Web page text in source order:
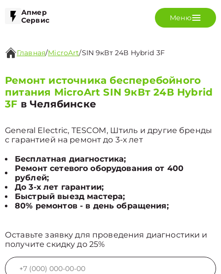
Апмер
Сервис
Меню
Главная/MicroArt/SIN 9кВт 24В Hybrid 3F
Ремонт источника бесперебойного
питания MicroArt SIN 9кВт 24В Hybrid
3F в Челябинске
General Electric, TESCOM, Штиль и другие бренды
с гарантией на ремонт до 3-х лет
Бесплатная диагностика;
Ремонт сетевого оборудования от 400
рублей;
До 3-х лет гарантии;
Быстрый выезд мастера;
80% ремонтов - в день обращения;
Оставьте заявку для проведения диагностики и
получите скидку до 25%